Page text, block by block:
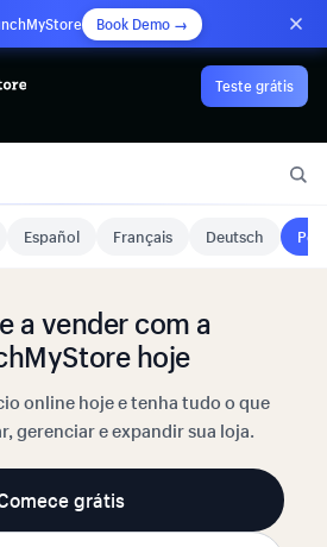
Book Demo →
Teste grátis
Español Français Deutsch
a vender com a
hoje
online hoje e tenha tudo o que
gerenciar e expandir sua loja.
grátis